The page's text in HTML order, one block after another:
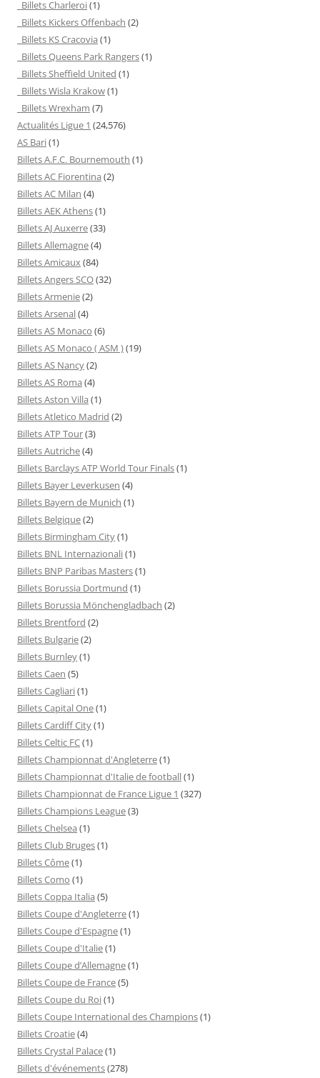
Billets Charleroi(1)
Billets Kickers Offenbach (2)
Billets KS Cracovia (1)
Billets Queens Park Rangers(1)
Billets Sheffield United (1)
Billets Wisla Krakow(1)
Billets Wrexham (7)
Actualités Ligue 1 (24,576)
AS Bari(1)
Billets A.F.C. Bournemouth (1)
Billets AC Fiorentina (2)
Billets AC Milan (4)
Billets AEK Athens(1)
Billets AJ Auxerre(33)
Billets Allemagne(4)
Billets Amicaux(84)
Billets Angers SCO(32)
Billets Armenie(2)
Billets Arsenal(4)
Billets AS Monaco (6)
Billets AS Monaco ( ASM )(19)
Billets AS Nancy(2)
Billets AS Roma (4)
Billets Aston Villa (1)
Billets Atletico Madrid (2)
Billets ATP Tour(3)
Billets Autriche(4)
Billets Barclays ATP World Tour Finals(1)
Billets Bayer Leverkusen (4)
Billets Bayern de Munich (1)
Billets Belgique(2)
Billets Birmingham City(1)
Billets BNL Internazionali(1)
Billets BNP Paribas Masters(1)
Billets Borussia Dortmund (1)
Billets Borussia Mönchengladbach (2)
Billets Brentford (2)
Billets Bulgarie(2)
Billets Burnley(1)
Billets Caen (5)
Billets Cagliari(1)
Billets Capital One(1)
Billets Cardiff City(1)
Billets Celtic FC(1)
Billets Championnat d'Angleterre(1)
Billets Championnat d'Italie de football(1)
Billets Championnat de France Ligue 1 (327)
Billets Champions League(3)
Billets Chelsea (1)
Billets Club Bruges(1)
Billets Côme(1)
Billets Como (1)
Billets Coppa Italia (5)
Billets Coupe d'Angleterre(1)
Billets Coupe d'Espagne(1)
Billets Coupe d'Italie(1)
Billets Coupe d’Allemagne(1)
Billets Coupe de France(5)
Billets Coupe du Roi(1)
Billets Coupe International des Champions(1)
Billets Croatie(4)
Billets Crystal Palace(1)
Billets d'événements(278)